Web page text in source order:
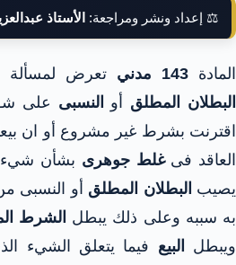
⚖️ إعداد ونشر ومراجعة: الأستاذ
المادة143 مدني تعرض لمسألة
البطلان المطلق أو النسبى على
اقترنت بشرط غير مشروع أو ان
العاقد فىغلط جوهرى بشأن شيء
يصيب البطلان المطلق أو النسبى
به سببه وعلى ذلك يبطل الشرط
ويبطل
البيع فيما يتعلق الشيء